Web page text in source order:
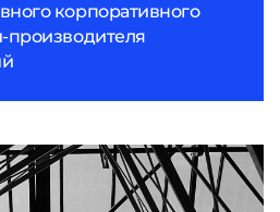
корпоративного
производителя